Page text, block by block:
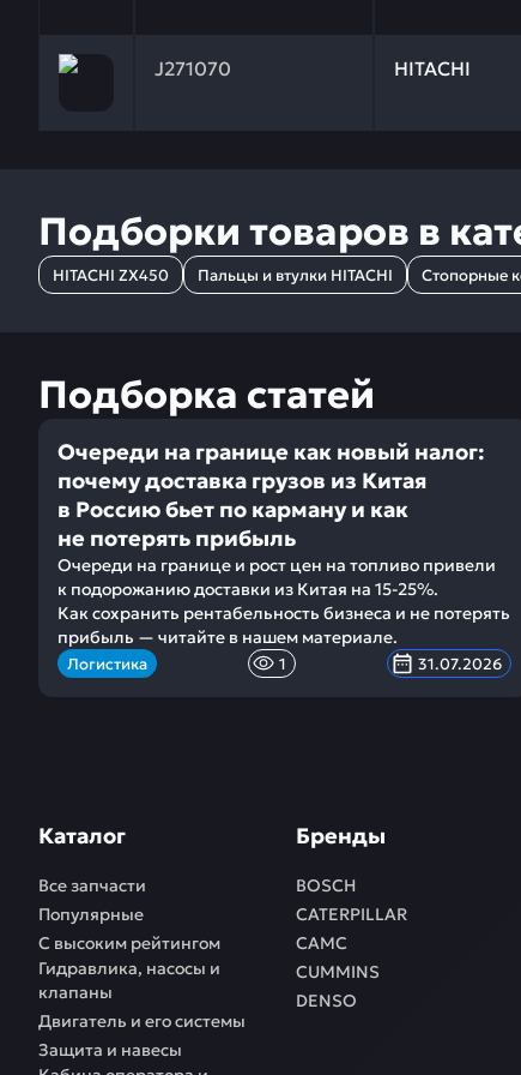
J271070 HITACHI
Заказывая запчасти у нас, вы получаете
Подборки товаров в
HITACHI ZX450 Пальцы и втулки HITACHI Стопорные
Подборка статей
Очереди на границе как новый налог:
почему доставка грузов из Китая
в Россию бьет по карману и как
не потерять прибыль
Очереди на границе и рост цен на топливо привели
к подорожанию доставки из Китая на 15-25%.
Как сохранить рентабельность бизнеса и не потерять
прибыль — читайте в нашем материале.
Логистика 1 31.07.2026
Каталог
Все запчасти
Популярные
С высоким рейтингом
Гидравлика, насосы и
клапаны
Двигатель и его системы
Защита и навесы
Бренды
BOSCH
CATERPILLAR
CAMC
CUMMINS
DENSO